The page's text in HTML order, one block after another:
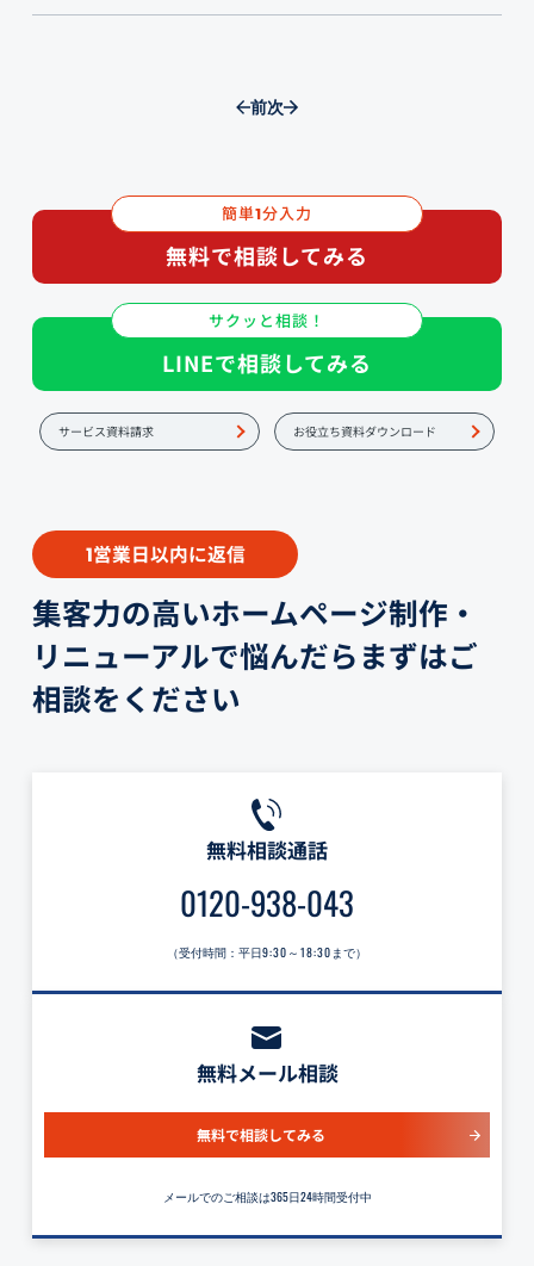
前次
簡単1分入力
無料で相談してみる
サクッと相談！
LINEで相談してみる
サービス資料請求 お役立ち資料ダウンロード
1営業日以内に返信
集客力の高いホームページ制作・
リニューアルで悩んだらまずはご
相談をください
無料相談通話
0120-938-043
（受付時間：平日9:30～18:30 まで）
無料メール相談
無料で相談してみる
メールでのご相談は365日24時間受付中